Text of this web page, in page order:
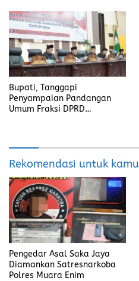
Bupati, Tanggapi
Penyampaian Pandangan
Umum Fraksi DPRD
Rekomendasi untuk kamu
Pengedar Asal Saka Jaya
Diamankan Satresnarkoba
Polres Muara Enim